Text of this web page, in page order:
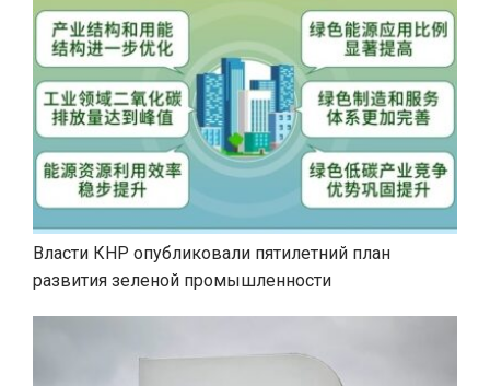
Власти КНР опубликовали пятилетний план
развития зеленой промышленности